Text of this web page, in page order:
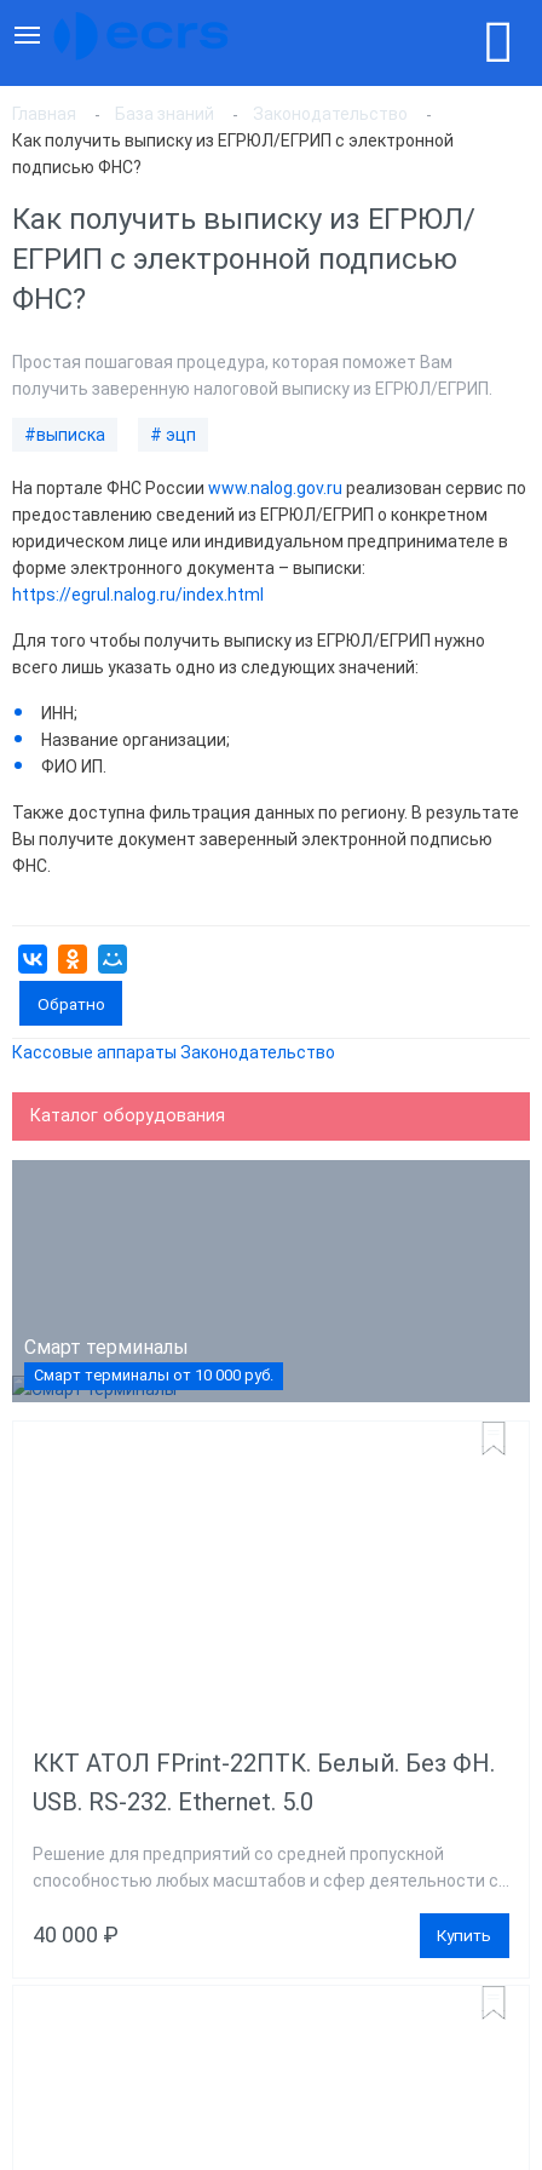
Главная База знаний
Законодательство
Как получить выписку из ЕГРЮЛ/ЕГРИП с электронной
подписью ФНС?
Как получить выписку из ЕГРЮЛ/
ЕГРИП с электронной подписью
ФНС?
Простая пошаговая процедура, которая поможет Вам
получить заверенную налоговой выписку из ЕГРЮЛ/ЕГРИП.
#выписка # эцп
На портале ФНС России www.nalog.gov.ru реализован сервис по
предоставлению сведений из ЕГРЮЛ/ЕГРИП о конкретном
юридическом лице или индивидуальном предпринимателе в
форме электронного документа – выписки:
https://egrul.nalog.ru/index.html
Для того чтобы получить выписку из ЕГРЮЛ/ЕГРИП нужно
всего лишь указать одно из следующих значений:
ИНН;
Название организации;
ФИО ИП.
Также доступна фильтрация данных по региону. В результате
Вы получите документ заверенный электронной подписью
ФНС.
Обратно
Кассовые аппараты Законодательство
Каталог оборудования
Смарт терминалы
Смарт терминалы от 10 000 руб.
ККТ АТОЛ FPrint-22ПТК. Белый. Без ФН.
USB. RS-232. Ethernet. 5.0
Решение для предприятий со средней пропускной
способностью любых масштабов и сфер деятельности с...
40 000 ₽ Купить